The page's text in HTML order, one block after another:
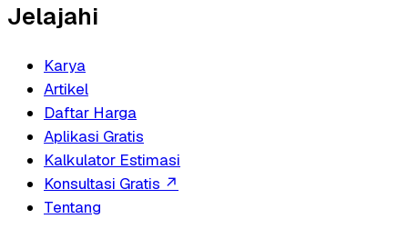
Jelajahi
Karya
Artikel
Daftar Harga
Aplikasi Gratis
Kalkulator Estimasi
Konsultasi Gratis ↗
Tentang